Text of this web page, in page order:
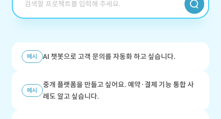
예시 AI 챗봇으로 고객 문의를 자동화 하고 싶습니다.
예시
중개 플랫폼을 만들고 싶어요. 예약·결제 기능 통합 사
례도 알고 싶습니다.